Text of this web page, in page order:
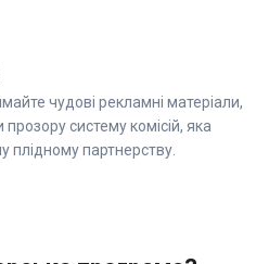
чудові рекламні матеріали,
систему комісій, яка
плідному партнерству.